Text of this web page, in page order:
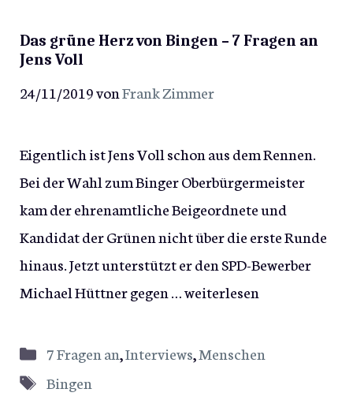
Das grüne Herz von Bingen – 7 Fragen an
Jens Voll
24/11/2019vonFrank Zimmer
Eigentlich ist Jens Voll schon aus dem Rennen.
Bei der Wahl zum Binger Oberbürgermeister
kam der ehrenamtliche Beigeordnete und
Kandidat der Grünen nicht über die erste Runde
hinaus. Jetzt unterstützt er den SPD-Bewerber
Michael Hüttner gegen …weiterlesen
Kategorien
7 Fragen an,Interviews,Menschen
Schlagwörter
Bingen